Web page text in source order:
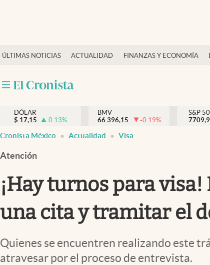
ÚLTIMAS NOTICIAS ACTUALIDAD FINANZAS Y ECONOMÍA
Actualidad
Internacionales
Opinión
Brand Strategy
Vida y estilo
Tv
Espiritualidad
DÓLAR
$ 17,15 0.13%
BMV
66.396,15
-0.19%
S&P
Cronista México Actualidad Visa
Atención
¡Hay turnos para
una cita y tramitar el
Quienes se encuentren realizando este
atravesar por el proceso de entrevista.